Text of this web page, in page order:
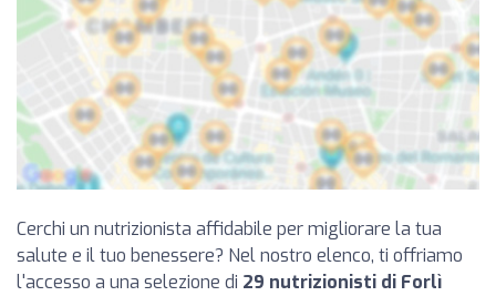
Cerchi un nutrizionista affidabile per migliorare la tua
salute e il tuo benessere? Nel nostro elenco, ti offriamo
l'accesso a una selezione di 29 nutrizionisti di Forlì